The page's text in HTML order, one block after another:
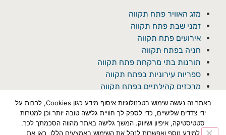
מזג האוויר פתח תקווה
זמני שבת פתח תקווה
אירועים פתח תקווה
חניה בפתח תקווה
תורנות בתי מרקחת פתח תקווה
ספריות עירוניות בפתח תקווה
מרכזים קהילתיים בפתח תקווה
באתר זה נעשה שימוש בטכנולוגיות איסוף מידע כגון Cookies, לרבות על
ידי צדדים שלישיים, כדי לספק לך חוויית גלישה טובה יותר וכן למטרות
סטטיסטיקה, איפיון ושיווק. המשך גלישה באתר מהווה הסכמתך לכך.
למידע נוסף ואפשרות לנהל את השימוש באמצעים הללו, ראו את